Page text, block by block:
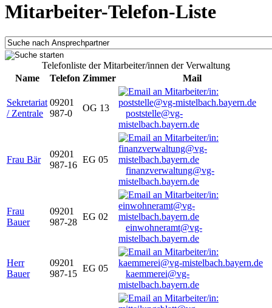
Mitarbeiter-Telefon-Liste
Telefonliste der Mitarbeiter/innen der Verwaltung
Name
Telefon Zimmer Mail
Sekretariat
/ Zentrale
09201
987-0
OG 13
poststelle@vg-
mistelbach.bayern.de
Frau Bär
09201
987-16
EG 05
finanzverwaltung@vg-
mistelbach.bayern.de
Frau
Bauer
09201
987-28
EG 02
einwohneramt@vg-
mistelbach.bayern.de
Herr
Bauer
09201
987-15
EG 05
kaemmerei@vg-
mistelbach.bayern.de